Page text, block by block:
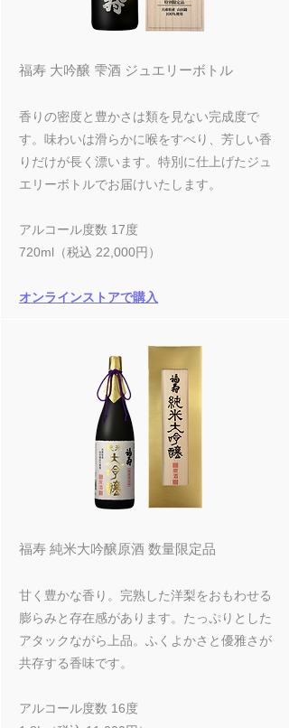
福寿 大吟醸 雫酒 ジュエリーボトル
香りの密度と豊かさは類を見ない完成度で
す。味わいは滑らかに喉をすべり、芳しい香
りだけが長く漂います。特別に仕上げた ジュ
エリーボトルでお届けいたします。
アルコール度数 17度
720ml（税込 22,000円）
オンラインストアで購入
福寿 純米大吟醸原酒 数量限定品
甘く豊かな香り。完熟した洋梨をおもわせる
膨らみと存在感があります。たっぷりとした
アタックながら上品。ふくよかさと優雅さが
共存する香味です。
アルコール度数 16度